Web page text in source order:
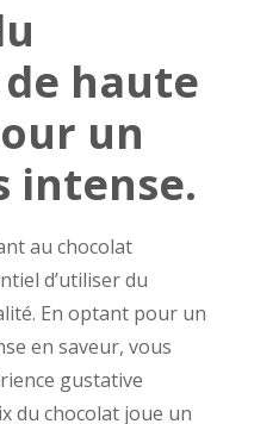
haute
un
intense.
au chocolat
d’utiliser du
En optant pour un
en saveur, vous
gustative
du chocolat joue un